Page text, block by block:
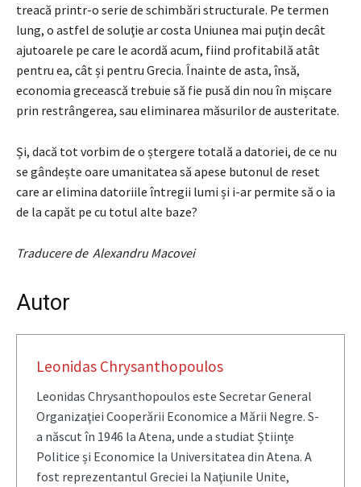
treacă printr-o serie de schimbări structurale. Pe termen
lung, o astfel de soluţie ar costa Uniunea mai puţin decât
ajutoarele pe care le acordă acum, fiind profitabilă atât
pentru ea, cât și pentru Grecia. Înainte de asta, însă,
economia grecească trebuie să fie pusă din nou în mișcare
prin restrângerea, sau eliminarea măsurilor de austeritate.
Și, dacă tot vorbim de o ștergere totală a datoriei, de ce nu
se gândește oare umanitatea să apese butonul de reset
care ar elimina datoriile întregii lumi și i-ar permite să o ia
de la capăt pe cu totul alte baze?
Traducere de Alexandru Macovei
Autor
Leonidas Chrysanthopoulos
Leonidas Chrysanthopoulos este Secretar General
Organizaţiei Cooperării Economice a Mării Negre. S-
a născut în 1946 la Atena, unde a studiat Științe
Politice și Economice la Universitatea din Atena. A
fost reprezentantul Greciei la Naţiunile Unite,